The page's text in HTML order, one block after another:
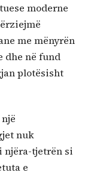
moderne
me mënyrën
dhe në fund
plotësisht
nuk
njëra-tjetrën si
e